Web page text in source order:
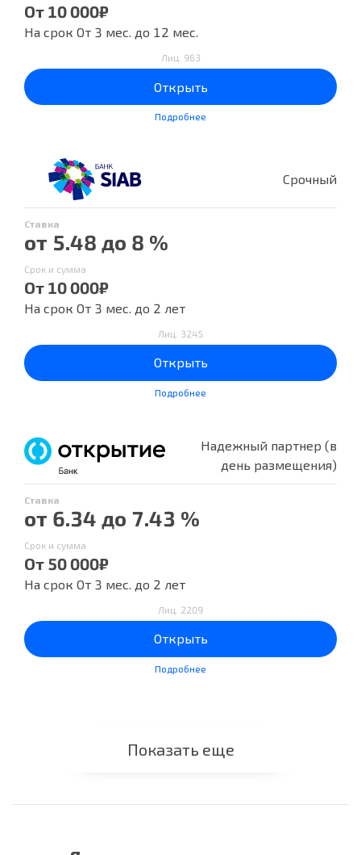
От 10 000₽
На срок От 3 мес. до 12 мес.
Лиц. 963
Открыть
Подробнее
Срочный
Ставка
от 5.48 до 8 %
Срок и сумма
От 10 000₽
На срок От 3 мес. до 2 лет
Лиц. 3245
Открыть
Подробнее
Надежный партнер (в
день размещения)
Ставка
от 6.34 до 7.43 %
Срок и сумма
От 50 000₽
На срок От 3 мес. до 2 лет
Лиц. 2209
Открыть
Подробнее
Показать еще